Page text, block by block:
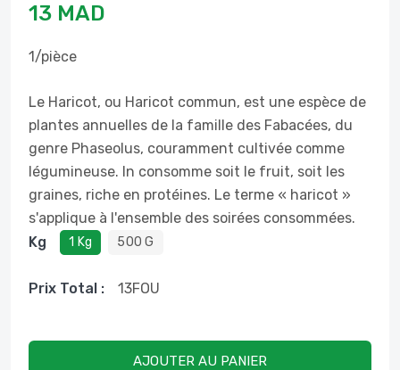
13 MAD
1/pièce
Le Haricot, ou Haricot commun, est une espèce de
plantes annuelles de la famille des Fabacées, du
genre Phaseolus, couramment cultivée comme
légumineuse. In consomme soit le fruit, soit les
graines, riche en protéines. Le terme « haricot »
s'applique à l'ensemble des soirées consommées.
Kg
1 Kg 500 G
Prix ​​total : 13FOU
AJOUTER AU PANIER